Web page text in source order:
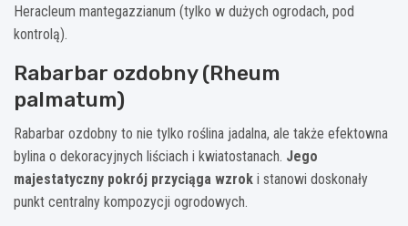
Heracleum mantegazzianum (tylko w dużych ogrodach, pod
kontrolą).
Rabarbar ozdobny (Rheum
palmatum)
Rabarbar ozdobny to nie tylko roślina jadalna, ale także efektowna
bylina o dekoracyjnych liściach i kwiatostanach. Jego
majestatyczny pokrój przyciąga wzrok i stanowi doskonały
punkt centralny kompozycji ogrodowych.